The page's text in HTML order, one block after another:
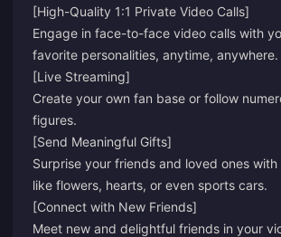
[High-Quality 1:1 Private Video Calls]
Engage in face-to-face video calls with
favorite personalities, anytime, anywhere.
[Live Streaming]
Create your own fan base or follow
figures.
[Send Meaningful Gifts]
Surprise your friends and loved ones
like flowers, hearts, or even sports cars.
[Connect with New Friends]
Meet new and delightful friends in your